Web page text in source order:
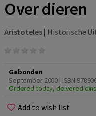
Over dieren
Aristoteles| Historische
Gebonden
September 2000 | ISBN
Ordered today, deivered
Add to wish list